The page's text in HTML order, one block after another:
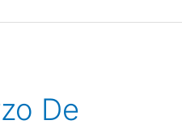
De